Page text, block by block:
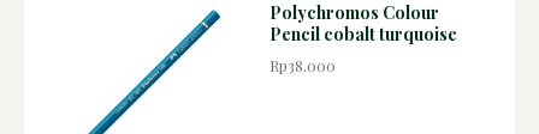
Polychromos Colour
Pencil cobalt turquoise
Rp38.000